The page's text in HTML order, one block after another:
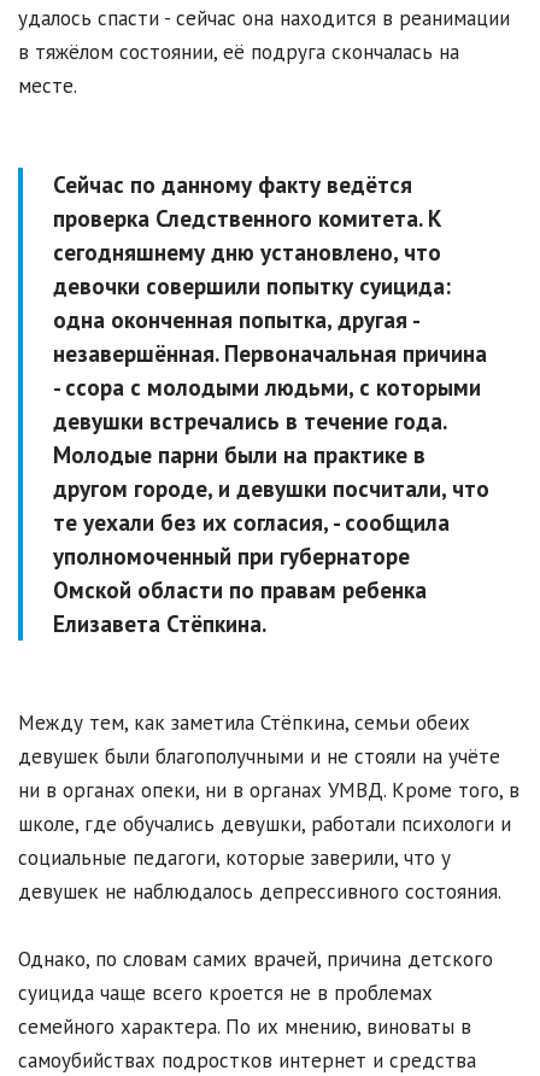
удалось спасти - сейчас она находится в реанимации
в тяжёлом состоянии, её подруга скончалась на
месте.
Сейчас по данному факту ведётся
проверка Следственного комитета. К
сегодняшнему дню установлено, что
девочки совершили попытку суицида:
одна оконченная попытка, другая -
незавершённая. Первоначальная причина
- ссора с молодыми людьми, с которыми
девушки встречались в течение года.
Молодые парни были на практике в
другом городе, и девушки посчитали, что
те уехали без их согласия, - сообщила
уполномоченный при губернаторе
Омской области по правам ребенка
Елизавета Стёпкина.
Между тем, как заметила Стёпкина, семьи обеих
девушек были благополучными и не стояли на учёте
ни в органах опеки, ни в органах УМВД. Кроме того, в
школе, где обучались девушки, работали психологи и
социальные педагоги, которые заверили, что у
девушек не наблюдалось депрессивного состояния.
Однако, по словам самих врачей, причина детского
суицида чаще всего кроется не в проблемах
семейного характера. По их мнению, виноваты в
самоубийствах подростков интернет и средства